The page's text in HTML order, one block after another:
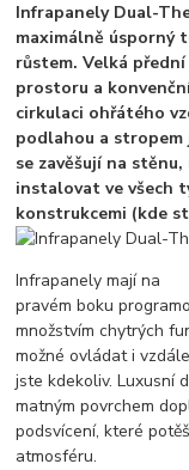
Infrapanely Dual-
maximálně úsporný
růstem. Velká
prostoru a
cirkulaci ohřátého
podlahou a
se zavěšují na
instalovat ve všech
konstrukcemi (kde
Infrapanely mají na
pravém boku
množstvím chytrých
možné ovládat i
jste kdekoliv. Luxusní
matným povrchem
podsvícení, které
atmosféru.